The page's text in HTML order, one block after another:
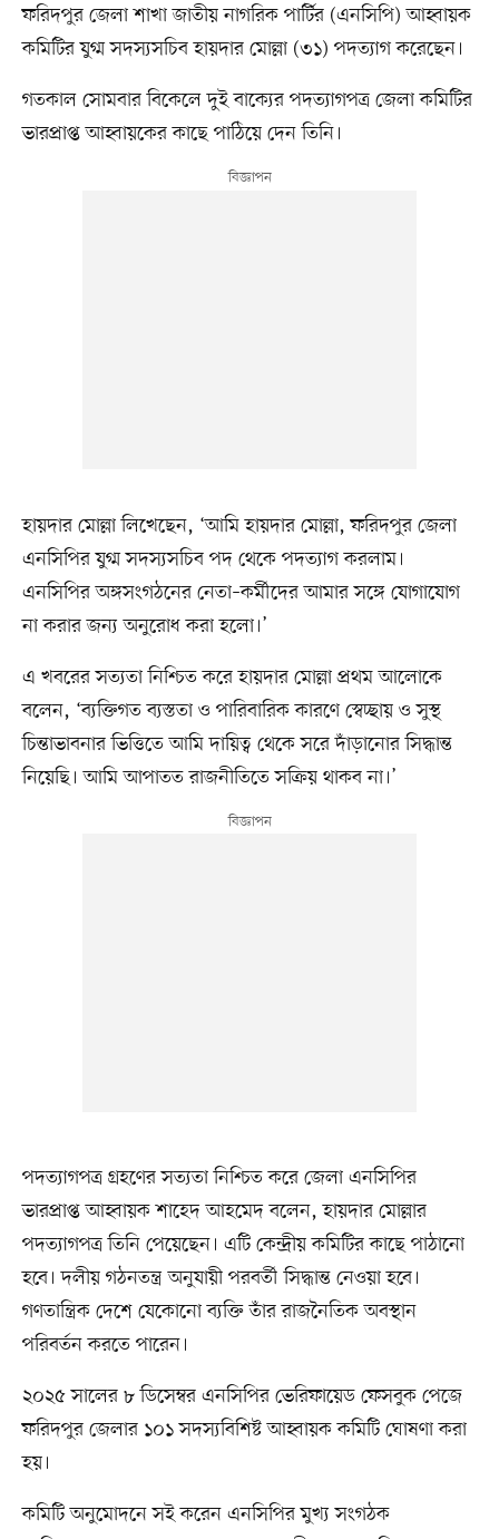
ফরিদপুর জেলা শাখা জাতীয় নাগরিক পার্টির (এনসিপি) আহ্বায়ক
কমিটির যুগ্ম সদস্যসচিব হায়দার মোল্লা (৩১) পদত্যাগ করেছেন।
গতকাল সোমবার বিকেলে দুই বাক্যের পদত্যাগপত্র জেলা কমিটির
ভারপ্রাপ্ত আহ্বায়কের কাছে পাঠিয়ে দেন তিনি।
হায়দার মোল্লা লিখেছেন, ‘আমি হায়দার মোল্লা, ফরিদপুর জেলা
এনসিপির যুগ্ম সদস্যসচিব পদ থেকে পদত্যাগ করলাম।
এনসিপির অঙ্গসংগঠনের নেতা–কর্মীদের আমার সঙ্গে যোগাযোগ
না করার জন্য অনুরোধ করা হলো।’
এ খবরের সত্যতা নিশ্চিত করে হায়দার মোল্লা প্রথম আলোকে
বলেন, ‘ব্যক্তিগত ব্যস্ততা ও পারিবারিক কারণে স্বেচ্ছায় ও সুস্থ
চিন্তাভাবনার ভিত্তিতে আমি দায়িত্ব থেকে সরে দাঁড়ানোর সিদ্ধান্ত
নিয়েছি। আমি আপাতত রাজনীতিতে সক্রিয় থাকব না।’
পদত্যাগপত্র গ্রহণের সত্যতা নিশ্চিত করে জেলা এনসিপির
ভারপ্রাপ্ত আহ্বায়ক শাহেদ আহমেদ বলেন, হায়দার মোল্লার
পদত্যাগপত্র তিনি পেয়েছেন। এটি কেন্দ্রীয় কমিটির কাছে পাঠানো
হবে। দলীয় গঠনতন্ত্র অনুযায়ী পরবর্তী সিদ্ধান্ত নেওয়া হবে।
গণতান্ত্রিক দেশে যেকোনো ব্যক্তি তাঁর রাজনৈতিক অবস্থান
পরিবর্তন করতে পারেন।
২০২৫ সালের ৮ ডিসেম্বর এনসিপির ভেরিফায়েড ফেসবুক পেজে
ফরিদপুর জেলার ১০১ সদস্যবিশিষ্ট আহ্বায়ক কমিটি ঘোষণা করা
হয়।
কমিটি অনুমোদনে সই করেন এনসিপির মুখ্য সংগঠক